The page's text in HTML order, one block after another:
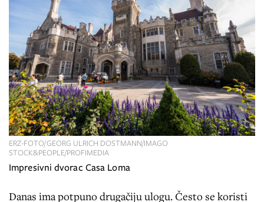
Impresivni dvorac Casa Loma
ERZ-FOTO/GEORG ULRICH DOSTMANN/IMAGO
STOCK&PEOPLE/PROFIMEDIA
Danas ima potpuno drugačiju ulogu. Često se koristi